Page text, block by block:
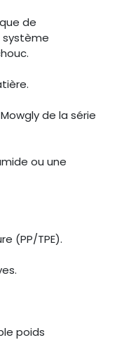
de
de la série
ou une
(PP/TPE).
poids